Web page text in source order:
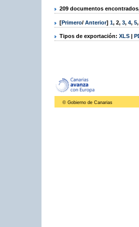
209 documentos
[Primero/ Anterior] 1, 2, 3, 4, 5,
Tipos de exportación: XLS |
© Gobierno de Canarias